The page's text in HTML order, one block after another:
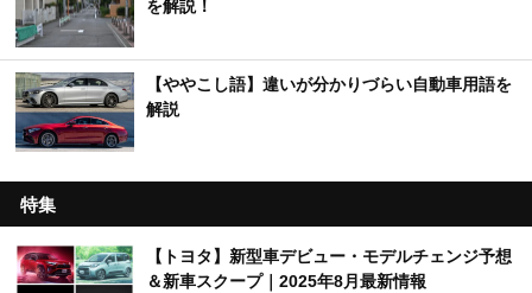
を解説！
【ややこし語】違いが分かりづらい自動車用語を
解説
特集
【トヨタ】新型車デビュー・モデルチェンジ予想
＆新車スクープ｜2025年8月最新情報